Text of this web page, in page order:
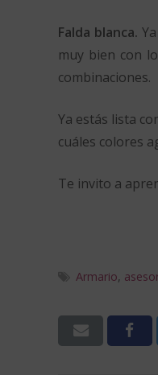
Falda blanca.
muy bien con
combinaciones.
Ya estás lista
cuáles colores
Te invito a
Armario,